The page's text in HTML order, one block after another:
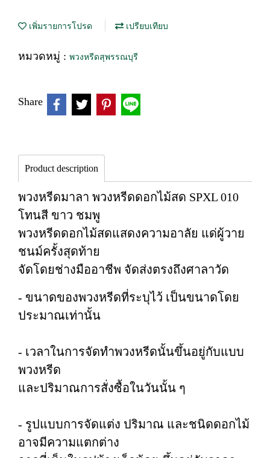
เพิ่มรายการโปรด เปรียบเทียบ
หมวดหมู่ : พวงหรีดสุพรรณบุรี
Share
Product description
พวงหรีดมาลา พวงหรีดดอกไม้สด SPXL 010
โทนสี ขาว ชมพู
พวงหรีดดอกไม้สดแสดงความอาลัย แด่ผู้วาย
ชนม์ครั้งสุดท้าย
จัดโดยช่างมืออาชีพ จัดส่งตรงถึงศาลาวัด
- ขนาดของพวงหรีดที่ระบุไว้ เป็นขนาดโดย
ประมาณเท่านั้น
- เวลาในการจัดทำพวงหรีดนั้นขึ้นอยู่กับแบบ
พวงหรีด
และปริมาณการสั่งซื้อในวันนั้น ๆ
- รูปแบบการจัดแต่ง ปริมาณ และชนิดดอกไม้
อาจมีความแตกต่าง